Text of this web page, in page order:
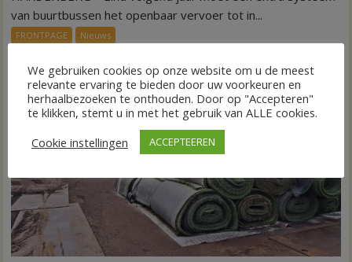
verbindt
kernen
Hardenberg
van buurtbussen het openbaar vervoer tot in...
FRONTPAGE Nieuws
We gebruiken cookies op onze website om u de meest
relevante ervaring te bieden door uw voorkeuren en
herhaalbezoeken te onthouden. Door op "Accepteren"
te klikken, stemt u in met het gebruik van ALLE cookies.
Cookie instellingen
ACCEPTEEREN